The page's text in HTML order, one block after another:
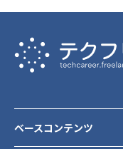
ベースコンテンツ